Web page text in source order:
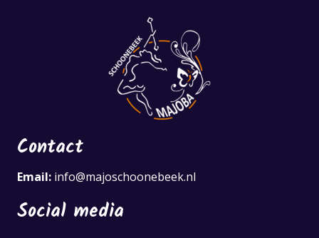
Contact
Email: info@majoschoonebeek.nl
Social media